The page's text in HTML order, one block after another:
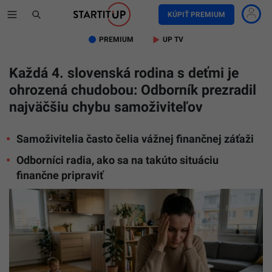
KÚPIŤ PREMIUM
PREMIUM UP TV
Každá 4. slovenská rodina s deťmi je
ohrozená chudobou: Odborník prezradil
najväčšiu chybu samoživiteľov
Samoživitelia často čelia vážnej finančnej záťaži
Odborníci radia, ako sa na takúto situáciu
finančne pripraviť
snímke
matka
s
dieťaťom.